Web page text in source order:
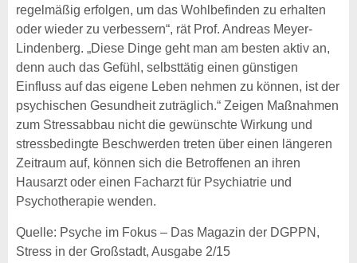
regelmäßig erfolgen, um das Wohlbefinden zu erhalten
oder wieder zu verbessern“, rät Prof. Andreas Meyer-
Lindenberg. „Diese Dinge geht man am besten aktiv an,
denn auch das Gefühl, selbsttätig einen günstigen
Einfluss auf das eigene Leben nehmen zu können, ist der
psychischen Gesundheit zuträglich.“ Zeigen Maßnahmen
zum Stressabbau nicht die gewünschte Wirkung und
stressbedingte Beschwerden treten über einen längeren
Zeitraum auf, können sich die Betroffenen an ihren
Hausarzt oder einen Facharzt für Psychiatrie und
Psychotherapie wenden.
Quelle: Psyche im Fokus – Das Magazin der DGPPN,
Stress in der Großstadt, Ausgabe 2/15